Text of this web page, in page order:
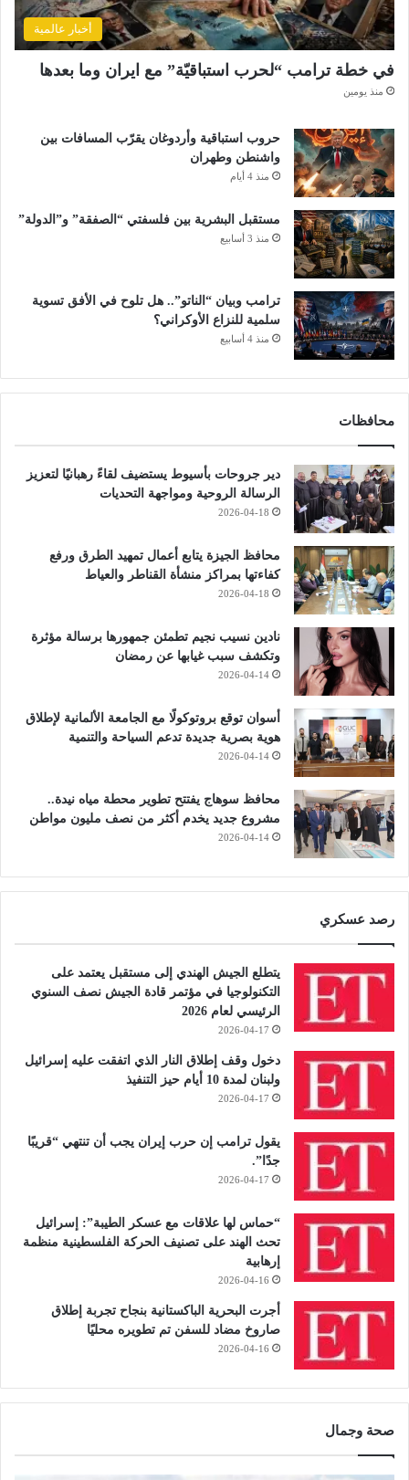
أخبار عالمية
في خطة ترامب “لحرب استباقيّة” مع ايران وما بعدها
منذ يومين
حروب استباقية وأردوغان يقرّب المسافات بين
واشنطن وطهران
منذ 4 أيام
مستقبل البشرية بين فلسفتي “الصفقة” و”الدولة”
منذ 3 أسابيع
ترامب وبيان “الناتو”.. هل تلوح في الأفق تسوية
سلمية للنزاع الأوكراني؟
منذ 4 أسابيع
محافظات
دير جروحات بأسيوط يستضيف لقاءً رهبانيًا لتعزيز
الرسالة الروحية ومواجهة التحديات
2026-04-18
محافظ الجيزة يتابع أعمال تمهيد الطرق ورفع
كفاءتها بمراكز منشأة القناطر والعياط
2026-04-18
نادين نسيب نجيم تطمئن جمهورها برسالة مؤثرة
وتكشف سبب غيابها عن رمضان
2026-04-14
أسوان توقع بروتوكولًا مع الجامعة الألمانية لإطلاق
هوية بصرية جديدة تدعم السياحة والتنمية
2026-04-14
محافظ سوهاج يفتتح تطوير محطة مياه نيدة..
مشروع جديد يخدم أكثر من نصف مليون مواطن
2026-04-14
رصد عسكري
يتطلع الجيش الهندي إلى مستقبل يعتمد على
التكنولوجيا في مؤتمر قادة الجيش نصف السنوي
الرئيسي لعام 2026
2026-04-17
دخول وقف إطلاق النار الذي اتفقت عليه إسرائيل
ولبنان لمدة 10 أيام حيز التنفيذ
2026-04-17
يقول ترامب إن حرب إيران يجب أن تنتهي “قريبًا
جدًا”.
2026-04-17
“حماس لها علاقات مع عسكر الطيبة”: إسرائيل
تحث الهند على تصنيف الحركة الفلسطينية منظمة
إرهابية
2026-04-16
أجرت البحرية الباكستانية بنجاح تجربة إطلاق
صاروخ مضاد للسفن تم تطويره محليًا
2026-04-16
صحة وجمال